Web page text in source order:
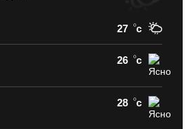
27 c
26 c
28 c